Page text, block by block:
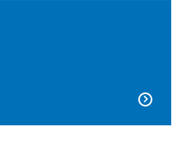
